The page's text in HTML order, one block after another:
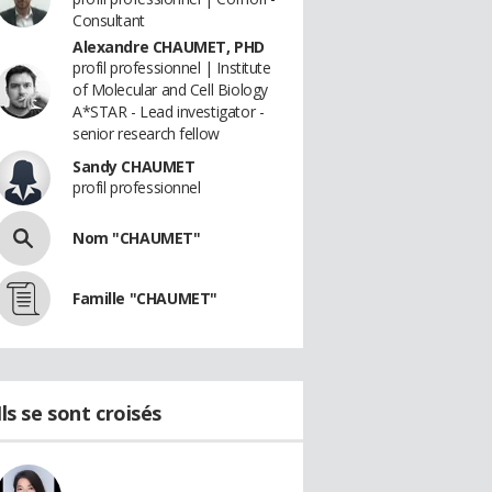
Consultant
Alexandre CHAUMET, PHD
profil professionnel | Institute
of Molecular and Cell Biology
A*STAR - Lead investigator -
senior research fellow
Sandy CHAUMET
profil professionnel
Nom "CHAUMET"
Famille "CHAUMET"
se sont croisés